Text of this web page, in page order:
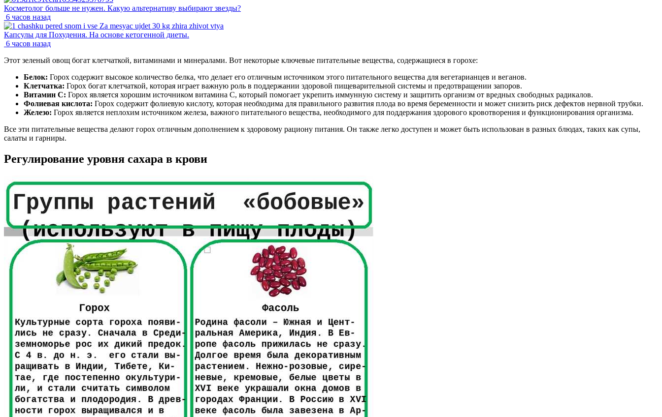
Косметолог больше не нужен. Какую альтернативу выбирают звезды?
6 часов назад
Капсулы для Похудения. На основе кетогенной диеты.
6 часов назад
Этот зеленый овощ богат клетчаткой, витаминами и минералами. Вот некоторые ключевые питательные вещества, содержащиеся в горохе:
Белок: Горох содержит высокое количество белка, что делает его отличным источником этого питательного вещества для вегетарианцев и веганов.
Клетчатка: Горох богат клетчаткой, которая играет важную роль в поддержании здоровой пищеварительной системы и предотвращении запоров.
Витамин С: Горох является хорошим источником витамина С, который помогает укрепить иммунную систему и защитить организм от вредных свободных радикалов.
Фолиевая кислота: Горох содержит фолиевую кислоту, которая необходима для правильного развития плода во время беременности и может снизить риск дефектов нервной трубки.
Железо: Горох является неплохим источником железа, важного питательного вещества, необходимого для поддержания здорового кровотворения и функционирования организма.
Все эти питательные вещества делают горох отличным дополнением к здоровому рациону питания. Он также легко доступен и может быть использован в разных блюдах, таких как супы,
салаты и гарниры.
Регулирование уровня сахара в крови